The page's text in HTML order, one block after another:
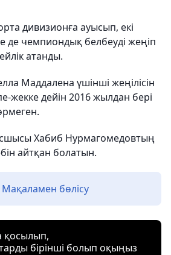
дивизионға ауысып, екі
де чемпиондық белбеуді жеңіп
атанды.
Маддалена үшінші жеңілісін
жекке дейін 2016 жылдан бері
Хабиб Нурмагомедовтың
айтқан болатын.
Мақаламен бөлісу
қосылып,
бірінші болып оқыңыз